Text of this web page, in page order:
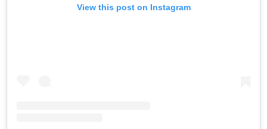
View this post on Instagram